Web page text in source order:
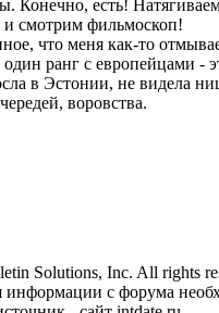
Конечно, есть!
смотрим фильмоскоп!
что меня как-то
ранг с европейцами -
в Эстонии, не видела
воровства.
Solutions, Inc. All rights
информации с форума